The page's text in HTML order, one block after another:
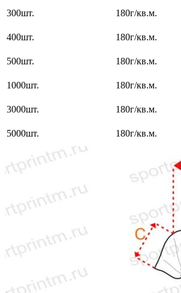
300шт.
180г/кв.м.
400шт.
180г/кв.м.
500шт.
180г/кв.м.
1000шт.
180г/кв.м.
3000шт.
180г/кв.м.
5000шт.
180г/кв.м.